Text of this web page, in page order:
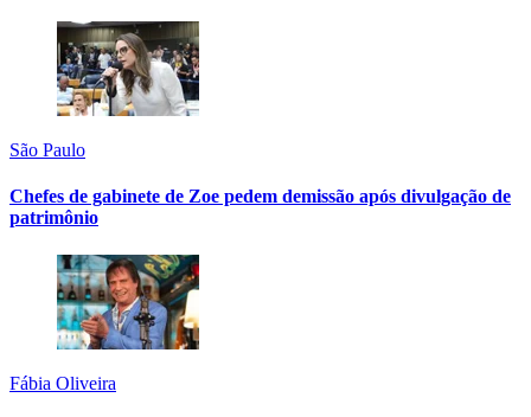
São Paulo
Chefes de gabinete de Zoe pedem demissão após divulgação de
patrimônio
Fábia Oliveira